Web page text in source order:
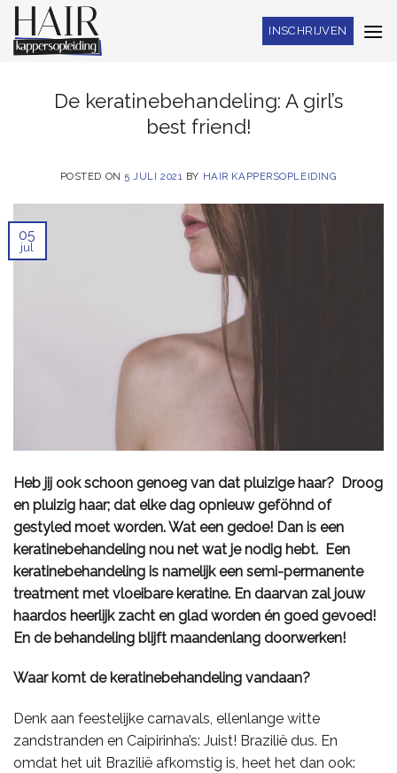
Skip
content
INSCHRIJVEN
De keratinebehandeling: A girl’s
best friend!
POSTED ON 5 JULI 2021 BY HAIR KAPPERSOPLEIDING
05
jul
Heb jij ook schoon genoeg van dat pluizige haar? Droog
en pluizig haar; dat elke dag opnieuw geföhnd of
gestyled moet worden. Wat een gedoe! Dan is een
keratinebehandeling nou net wat je nodig hebt. Een
keratinebehandeling is namelijk een semi-permanente
treatment met vloeibare keratine. En daarvan zal jouw
haardos heerlijk zacht en glad worden én goed gevoed!
En de behandeling blijft maandenlang doorwerken!
Waar komt de keratinebehandeling vandaan?
Denk aan feestelijke carnavals, ellenlange witte
zandstranden en Caipirinha’s: Juist! Brazilië dus. En
omdat het uit Brazilië afkomstig is, heet het dan ook: